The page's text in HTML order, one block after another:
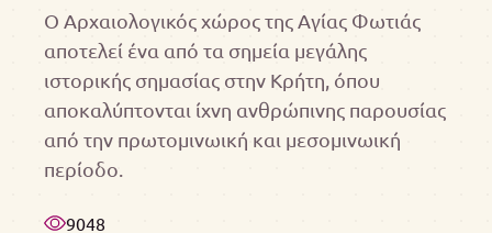
Ο Αρχαιολογικός χώρος της Αγίας Φωτιάς
αποτελεί ένα από τα σημεία μεγάλης
ιστορικής σημασίας στην Κρήτη, όπου
αποκαλύπτονται ίχνη ανθρώπινης παρουσίας
από την πρωτομινωική και μεσομινωική
περίοδο.
9048